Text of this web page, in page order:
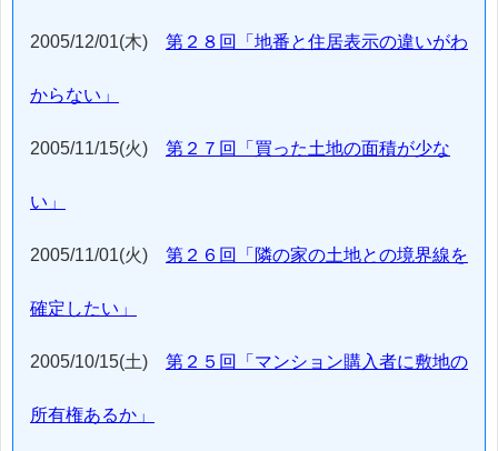
2005/12/01(木) 第２８回「地番と住居表示の違いがわ
からない」
2005/11/15(火) 第２７回「買った土地の面積が少な
い」
2005/11/01(火) 第２６回「隣の家の土地との境界線を
確定したい」
2005/10/15(土) 第２５回「マンション購入者に敷地の
所有権あるか」